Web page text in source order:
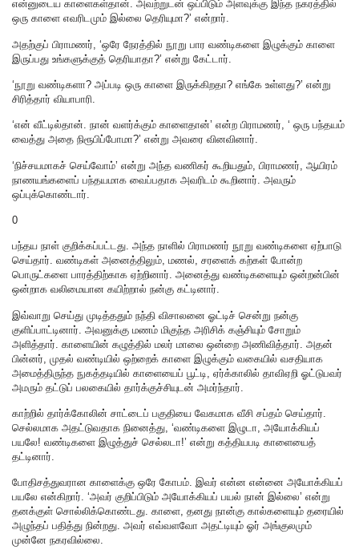
என்னுடைய காளைகள்தான். அவற்றுடன் ஒப்பிடும் அளவுக்கு இந்த நகரத்தில்
ஒரு காளை எவரிடமும் இல்லை தெரியுமா?’ என்றார்.
அதற்குப் பிராமணர், ‘ஒரே நேரத்தில் நூறு பார வண்டிகளை இழுக்கும் காளை
இருப்பது உங்களுக்குத் தெரியாதா?’ என்று கேட்டார்.
‘நூறு வண்டிகளா? அப்படி ஒரு காளை இருக்கிறதா? எங்கே உள்ளது?’ என்று
சிரித்தார் வியாபாரி.
‘என் வீட்டில்தான். நான் வளர்க்கும் காளைதான்’ என்ற பிராமணர், ‘ ஒரு பந்தயம்
வைத்து அதை நிரூபிப்போமா?’ என்று அவரை வினவினார்.
‘நிச்சயமாகச் செய்வோம்’ என்று அந்த வணிகர் கூறியதும், பிராமணர், ஆயிரம்
நாணயங்களைப் பந்தயமாக வைப்பதாக அவரிடம் கூறினார். அவரும்
ஒப்புக்கொண்டார்.
0
பந்தய நாள் குறிக்கப்பட்டது. அந்த நாளில் பிராமணர் நூறு வண்டிகளை ஏற்பாடு
செய்தார். வண்டிகள் அனைத்திலும், மணல், சரளைக் கற்கள் போன்ற
பொருட்களை பாரத்திற்காக ஏற்றினார். அனைத்து வண்டிகளையும் ஒன்றன்பின்
ஒன்றாக வலிமையான கயிற்றால் நன்கு கட்டினார்.
இவ்வாறு செய்து முடித்ததும் நந்தி விசாலனை ஓட்டிச் சென்று நன்கு
குளிப்பாட்டினார். அவனுக்கு மணம் மிகுந்த அரிசிக் கஞ்சியும் சோறும்
அளித்தார். காளையின் கழுத்தில் மலர் மாலை ஒன்றை அணிவித்தார். அதன்
பின்னர், முதல் வண்டியில் ஒற்றைக் காளை இழுக்கும் வகையில் வசதியாக
அமைத்திருந்த நுகத்தடியில் காளையைப் பூட்டி, ஏர்க்காலில் தாவிஏறி ஓட்டுபவர்
அமரும் தட்டுப் பலகையில் தார்க்குச்சியுடன் அமர்ந்தார்.
காற்றில் தார்க்கோலின் சாட்டைப் பகுதியை வேகமாக வீசி சப்தம் செய்தார்.
செல்லமாக அதட்டுவதாக நினைத்து, ‘வண்டிகளை இழுடா, அயோக்கியப்
பயலே! வண்டிகளை இழுத்துச் செல்லடா!’ என்று கத்தியபடி காளையைத்
தட்டினார்.
போதிசத்துவரான காளைக்கு ஒரே கோபம். இவர் என்ன என்னை அயோக்கியப்
பயலே என்கிறார். ‘அவர் குறிப்பிடும் அயோக்கியப் பயல் நான் இல்லை’ என்று
தனக்குள் சொல்லிக்கொண்டது. காளை, தனது நான்கு கால்களையும் தரையில்
அழுந்தப் பதித்து நின்றது. அவர் எவ்வளவோ அதட்டியும் ஓர் அங்குலமும்
முன்னே நகரவில்லை.